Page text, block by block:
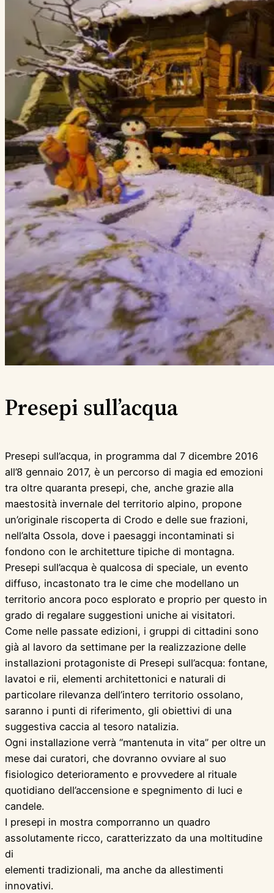
Presepi sull’acqua
Presepi sull’acqua, in programma dal 7 dicembre 2016
all’8 gennaio 2017, è un percorso di magia ed emozioni
tra oltre quaranta presepi, che, anche grazie alla
maestosità invernale del territorio alpino, propone
un’originale riscoperta di Crodo e delle sue frazioni,
nell’alta Ossola, dove i paesaggi incontaminati si
fondono con le architetture tipiche di montagna.
Presepi sull’acqua è qualcosa di speciale, un evento
diffuso, incastonato tra le cime che modellano un
territorio ancora poco esplorato e proprio per questo in
grado di regalare suggestioni uniche ai visitatori.
Come nelle passate edizioni, i gruppi di cittadini sono
già al lavoro da settimane per la realizzazione delle
installazioni protagoniste di Presepi sull’acqua: fontane,
lavatoi e rii, elementi architettonici e naturali di
particolare rilevanza dell’intero territorio ossolano,
saranno i punti di riferimento, gli obiettivi di una
suggestiva caccia al tesoro natalizia.
Ogni installazione verrà “mantenuta in vita” per oltre un
mese dai curatori, che dovranno ovviare al suo
fisiologico deterioramento e provvedere al rituale
quotidiano dell’accensione e spegnimento di luci e
candele.
I presepi in mostra comporranno un quadro
assolutamente ricco, caratterizzato da una moltitudine
di
elementi tradizionali, ma anche da allestimenti
innovativi.